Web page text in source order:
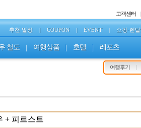
고객센터
추천 일정 | COUPON | EVENT | 쇼핑·렌탈
철도 | 여행상품 | 호텔 | 레포츠
여행후기
+ 피르스트